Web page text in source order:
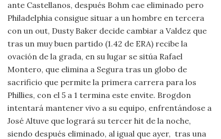
ante Castellanos, después Bohm cae eliminado pero
Philadelphia consigue situar a un hombre en tercera
con un out, Dusty Baker decide cambiar a Valdez que
tras un muy buen partido (1.42 de ERA) recibe la
ovación de la grada, en su lugar se sitúa Rafael
Montero, que elimina a Segura tras un globo de
sacrificio que permite la primera carrera para los
Phillies, con el 5 a 1 termina este envite. Brogdon
intentará mantener vivo a su equipo, enfrentándose a
José Altuve que logrará su tercer hit de la noche,
siendo después eliminado, al igual que ayer, tras una